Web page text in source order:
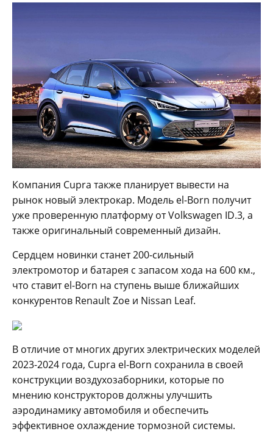
Компания Cupra также планирует вывести на
рынок новый электрокар. Модель el-Born получит
уже проверенную платформу от Volkswagen ID.3, а
также оригинальный современный дизайн.
Сердцем новинки станет 200-сильный
электромотор и батарея с запасом хода на 600 км.,
что ставит el-Born на ступень выше ближайших
конкурентов Renault Zoe и Nissan Leaf.
В отличие от многих других электрических моделей
2023-2024 года, Cupra el-Born сохранила в своей
конструкции воздухозаборники, которые по
мнению конструкторов должны улучшить
аэродинамику автомобиля и обеспечить
эффективное охлаждение тормозной системы.